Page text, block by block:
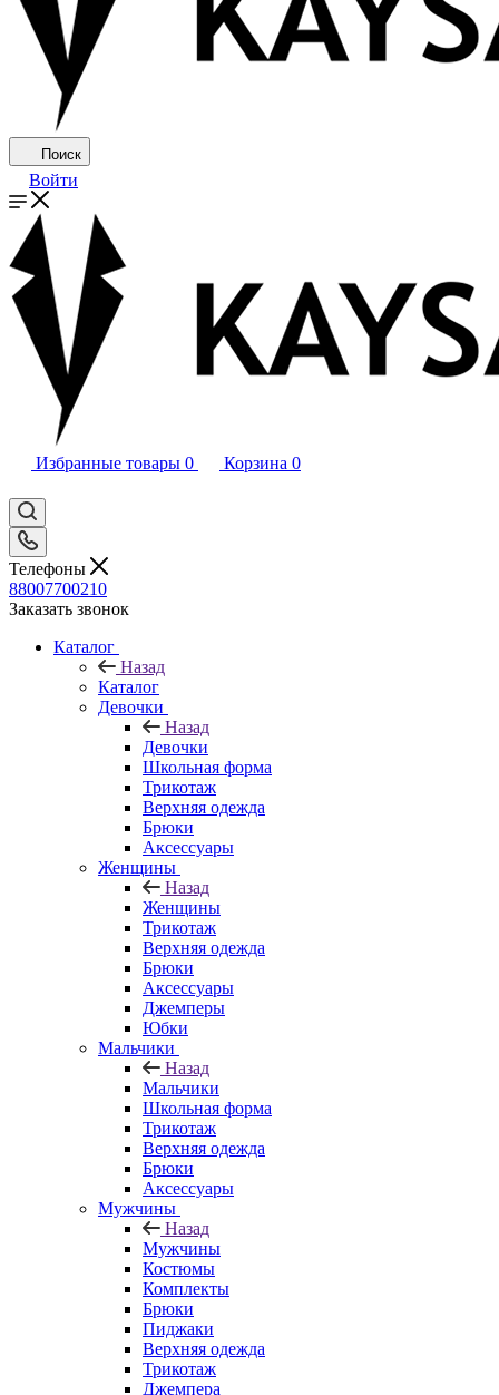
Поиск
Войти
Избранные товары 0 Корзина 0
Телефоны
88007700210
Заказать звонок
Каталог
Назад
Каталог
Девочки
Назад
Девочки
Школьная форма
Трикотаж
Верхняя одежда
Брюки
Аксессуары
Женщины
Назад
Женщины
Трикотаж
Верхняя одежда
Брюки
Аксессуары
Джемперы
Юбки
Мальчики
Назад
Мальчики
Школьная форма
Трикотаж
Верхняя одежда
Брюки
Аксессуары
Мужчины
Назад
Мужчины
Костюмы
Комплекты
Брюки
Пиджаки
Верхняя одежда
Трикотаж
Джемпера